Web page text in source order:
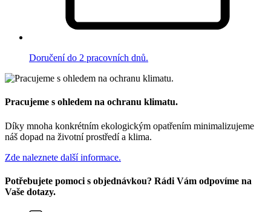
Doručení do 2 pracovních dnů.
Pracujeme s ohledem na ochranu klimatu.
Díky mnoha konkrétním ekologickým opatřením minimalizujeme
náš dopad na životní prostředí a klima.
Zde naleznete další informace.
Potřebujete pomoci s objednávkou? Rádi Vám odpovíme na
Vaše dotazy.